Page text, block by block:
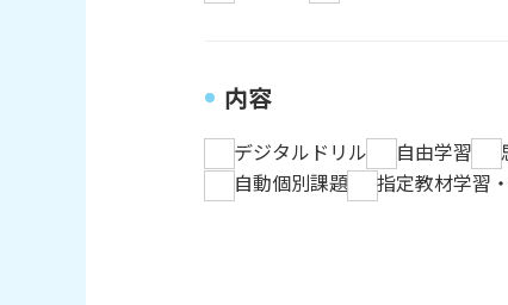
内容
デジタルドリル 自由学習
自動個別課題
指定教材学習